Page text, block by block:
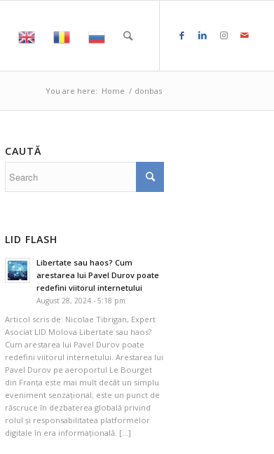
You are here: Home / donbas
CAUTĂ
LID FLASH
Libertate sau haos? Cum
arestarea lui Pavel Durov poate
redefini viitorul internetului
August 28, 2024 - 5:18 pm
Articol scris de: Nicolae Tibrigan, Expert
Asociat LID Molova Libertate sau haos?
Cum arestarea lui Pavel Durov poate
redefini viitorul internetului. Arestarea lui
Pavel Durov pe aeroportul Le Bourget
din Franța este mai mult decât un simplu
eveniment senzațional; este un punct de
răscruce în dezbaterea globală privind
rolul și responsabilitatea platformelor
digitale în era informațională. […]